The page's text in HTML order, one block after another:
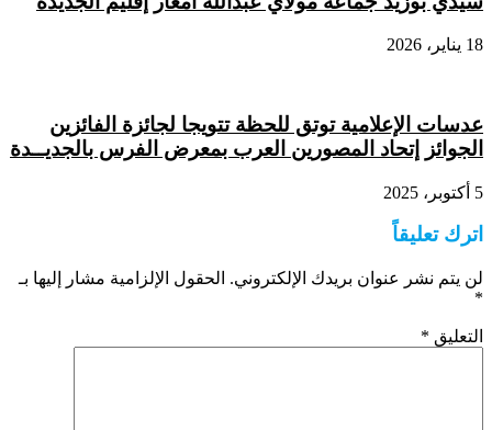
18 يناير، 2026
عدسات الإعلامية توتق للحظة تتويجا لجائزة الفائزين
الجوائز إتحاد المصورين العرب بمعرض الفرس بالجديــدة
5 أكتوبر، 2025
اترك تعليقاً
لن يتم نشر عنوان بريدك الإلكتروني. الحقول الإلزامية مشار إليها بـ
*
التعليق *